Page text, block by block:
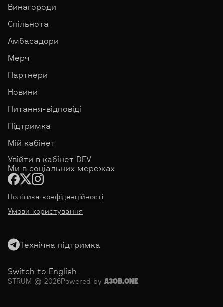
Винагороди
Спільнота
Амбасадори
Мерч
Партнери
Новини
Питання-відповіді
Підтримка
Мій кабінет
Увійти в кабінет DEV
Ми в соціальних мережах
Політика конфіденційності
Умови користування
Технічна підтримка
Switch to English
STRUM @ 2026Powered by АЗОВ.ONE